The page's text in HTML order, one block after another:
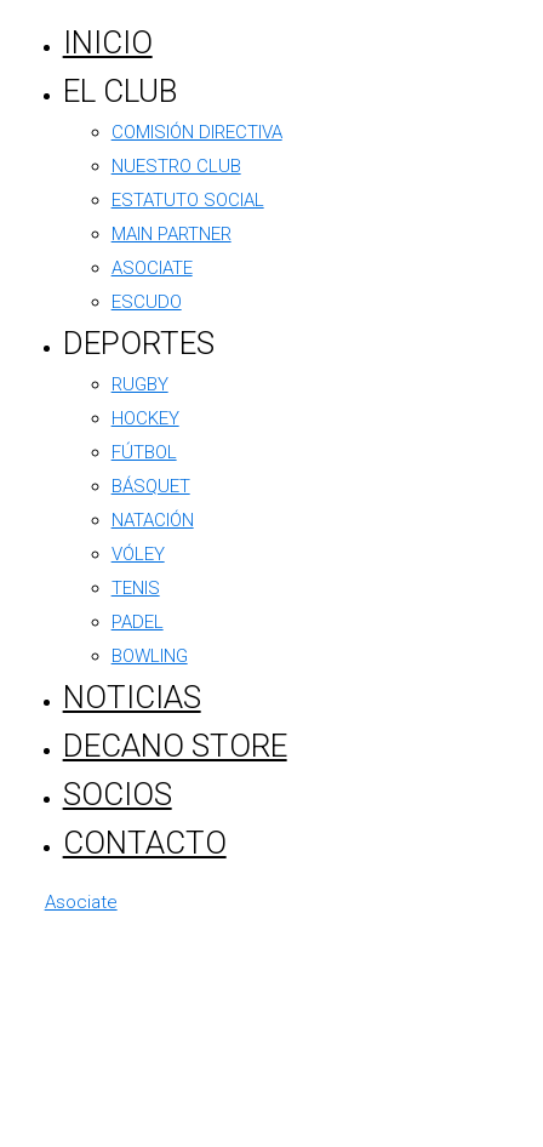
INICIO
EL CLUB
COMISIÓN DIRECTIVA
NUESTRO CLUB
ESTATUTO SOCIAL
MAIN PARTNER
ASOCIATE
ESCUDO
DEPORTES
RUGBY
HOCKEY
FÚTBOL
BÁSQUET
NATACIÓN
VÓLEY
TENIS
PADEL
BOWLING
NOTICIAS
DECANO STORE
SOCIOS
CONTACTO
Asociate